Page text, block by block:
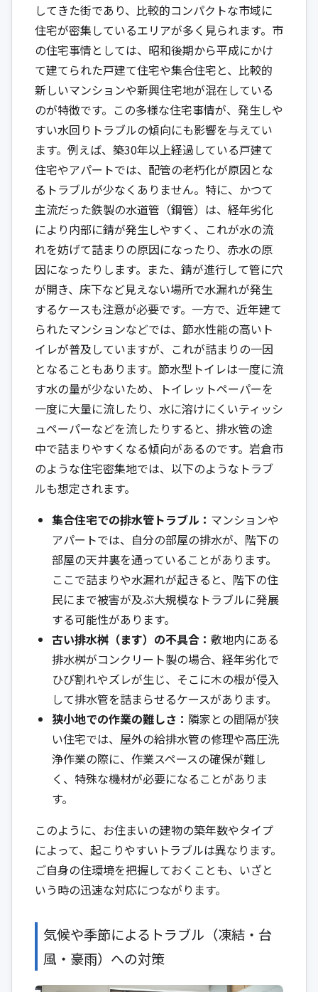
してきた街であり、比較的コンパクトな市域に
住宅が密集しているエリアが多く見られます。市
の住宅事情としては、昭和後期から平成にかけ
て建てられた戸建て住宅や集合住宅と、比較的
新しいマンションや新興住宅地が混在している
のが特徴です。この多様な住宅事情が、発生しや
すい水回りトラブルの傾向にも影響を与えてい
ます。例えば、築30年以上経過している戸建て
住宅やアパートでは、配管の老朽化が原因とな
るトラブルが少なくありません。特に、かつて
主流だった鉄製の水道管（鋼管）は、経年劣化
により内部に錆が発生しやすく、これが水の流
れを妨げて詰まりの原因になったり、赤水の原
因になったりします。また、錆が進行して管に穴
が開き、床下など見えない場所で水漏れが発生
するケースも注意が必要です。一方で、近年建て
られたマンションなどでは、節水性能の高いト
イレが普及していますが、これが詰まりの一因
となることもあります。節水型トイレは一度に流
す水の量が少ないため、トイレットペーパーを
一度に大量に流したり、水に溶けにくいティッシ
ュペーパーなどを流したりすると、排水管の途
中で詰まりやすくなる傾向があるのです。岩倉市
のような住宅密集地では、以下のようなトラブ
ルも想定されます。
集合住宅での排水管トラブル： マンションや
アパートでは、自分の部屋の排水が、階下の
部屋の天井裏を通っていることがあります。
ここで詰まりや水漏れが起きると、階下の住
民にまで被害が及ぶ大規模なトラブルに発展
する可能性があります。
古い排水桝（ます）の不具合： 敷地内にある
排水桝がコンクリート製の場合、経年劣化で
ひび割れやズレが生じ、そこに木の根が侵入
して排水管を詰まらせるケースがあります。
狭小地での作業の難しさ： 隣家との間隔が狭
い住宅では、屋外の給排水管の修理や高圧洗
浄作業の際に、作業スペースの確保が難し
く、特殊な機材が必要になることがありま
す。
このように、お住まいの建物の築年数やタイプ
によって、起こりやすいトラブルは異なります。
ご自身の住環境を把握しておくことも、いざと
いう時の迅速な対応につながります。
気候や季節によるトラブル（凍結・台
風・豪雨）への対策